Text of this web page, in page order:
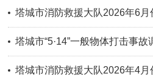
塔城市消防救援大队2026年6月份“双随机、一公开”监督抽查
塔城市“5·14”一般物体打击事故
塔城市消防救援大队2026年4月份“双随机、一公开”监督抽查